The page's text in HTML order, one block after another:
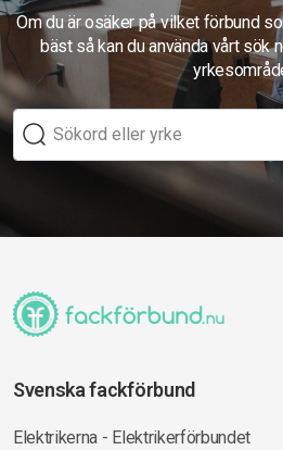
Om du är osäker på vilket förbund
bäst så kan du använda vårt sök
Svenska fackförbund
Elektrikerna - Elektrikerförbundet